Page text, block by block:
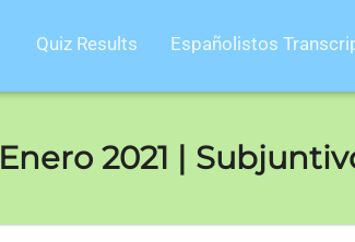
Quiz Results Españolistos
Enero 2021 |